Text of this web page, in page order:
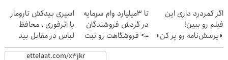
اگر کمردرد داری این
فیلم رو ببین!
◗پرسش‌نامه رو پر کن◖
تا 3میلیارد وام سرمایه
در گردش فروشندگان
=> فروشگاهت رو ثبت
کن
اسپری بیدکش تارومار
با اثرفوری ، محافظ
لباس در مقابل بید